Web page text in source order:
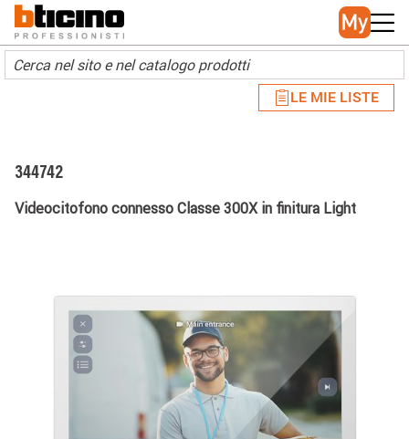
Skip to main content
Main navigation
LE MIE LISTE
344742
Videocitofono connesso Classe 300X in finitura Light